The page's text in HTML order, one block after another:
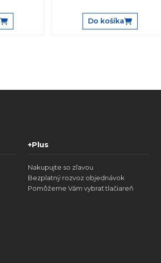
Do košíka
+Plus
Nakupujte so zľavou
Bezplatný rozvoz objednávok
Pomôžeme Vám vybrať tlačiareň